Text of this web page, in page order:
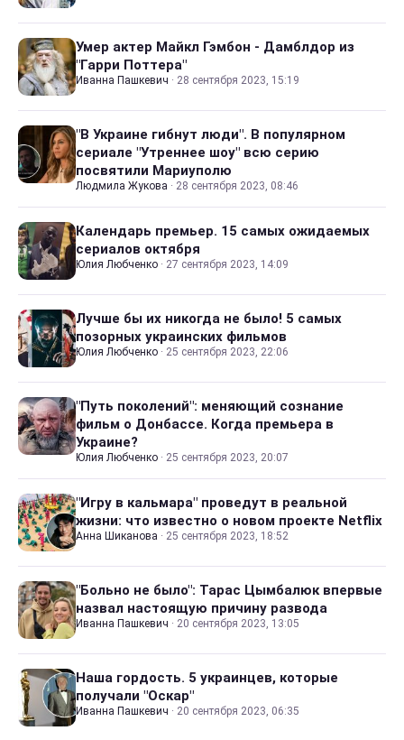
Умер актер Майкл Гэмбон - Дамблдор из
"Гарри Поттера"
Иванна Пашкевич · 28 сентября 2023, 15:19
"В Украине гибнут люди". В популярном
сериале "Утреннее шоу" всю серию
посвятили Мариуполю
Людмила Жукова · 28 сентября 2023, 08:46
Календарь премьер. 15 самых ожидаемых
сериалов октября
Юлия Любченко · 27 сентября 2023, 14:09
Лучше бы их никогда не было! 5 самых
позорных украинских фильмов
Юлия Любченко · 25 сентября 2023, 22:06
"Путь поколений": меняющий сознание
фильм о Донбассе. Когда премьера в
Украине?
Юлия Любченко · 25 сентября 2023, 20:07
"Игру в кальмара" проведут в реальной
жизни: что известно о новом проекте Netflix
Анна Шиканова · 25 сентября 2023, 18:52
"Больно не было": Тарас Цымбалюк впервые
назвал настоящую причину развода
Иванна Пашкевич · 20 сентября 2023, 13:05
Наша гордость. 5 украинцев, которые
получали "Оскар"
Иванна Пашкевич · 20 сентября 2023, 06:35